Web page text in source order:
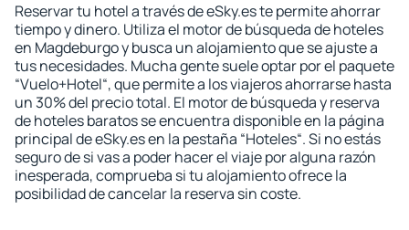
Reservar tu hotel a través de eSky.es te permite ahorrar
tiempo y dinero. Utiliza el motor de búsqueda de hoteles
en Magdeburgo y busca un alojamiento que se ajuste a
tus necesidades. Mucha gente suele optar por el paquete
“Vuelo+Hotel“, que permite a los viajeros ahorrarse hasta
un 30% del precio total. El motor de búsqueda y reserva
de hoteles baratos se encuentra disponible en la página
principal de eSky.es en la pestaña “Hoteles“. Si no estás
seguro de si vas a poder hacer el viaje por alguna razón
inesperada, comprueba si tu alojamiento ofrece la
posibilidad de cancelar la reserva sin coste.